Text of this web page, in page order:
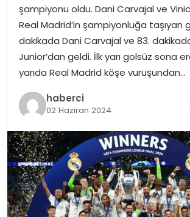
SPOR
TEKNOLOJI
şampiyonu oldu. Dani Carvajal ve
Real Madrid’in şampiyonluğa taşıyan
dakikada Dani Carvajal ve 83.
Junior’dan geldi. İlk yarı golsüz sona
yarıda Real Madrid köşe vuruşundan…
haberci
02 Haziran 2024